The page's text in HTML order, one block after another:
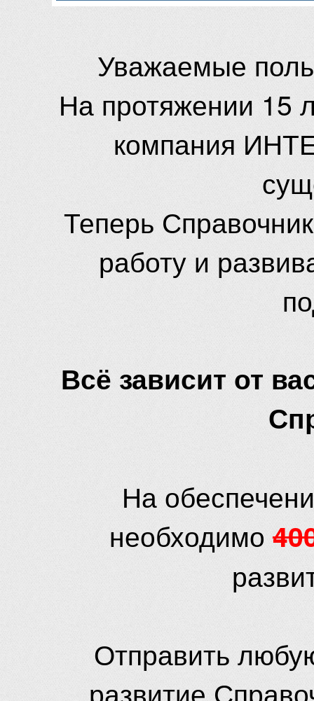
Уважаемые
На протяжении 15
компания
Теперь
работу и
Всё зависит от
На
необходимо
Отправить
развитие